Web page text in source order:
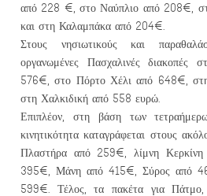
από 228 €, στο Ναύπλιο από 208€,
και στη Καλαμπάκα από 204€.
Στους νησιωτικούς και
οργανωμένες Πασχαλινές διακοπές
576€, στο Πόρτο Χέλι από 648€,
στη Χαλκιδική από 558 ευρώ.
Επιπλέον, στη βάση των
κινητικότητα καταγράφεται στους
Πλαστήρα από 259€, λίμνη
395€, Μάνη από 415€, Σύρος από
599€. Τέλος, τα πακέτα για